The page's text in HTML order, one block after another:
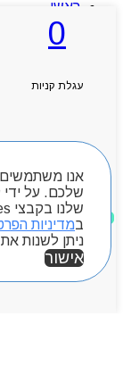
שלכם. על
במדיניות
ניתן לשנות
אישור
0
עגלת קניות
חיפוש מוצרים
מוצרים שאהבתי
ראשי
אודותניו
קטלוג מוצרים
מותגים